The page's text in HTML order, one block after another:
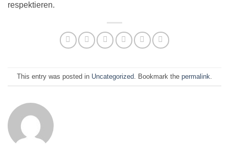
respektieren.
This entry was posted in Uncategorized . Bookmark the permalink